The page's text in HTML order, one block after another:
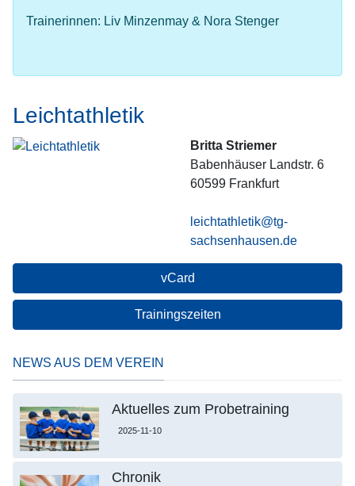
Trainerinnen: Liv Minzenmay & Nora Stenger
Leichtathletik
Britta Striemer
Babenhäuser Landstr. 6
60599 Frankfurt
leichtathletik@tg-
sachsenhausen.de
vCard
Trainingszeiten
NEWS AUS DEM VEREIN
Aktuelles zum Probetraining
2025-11-10
Chronik